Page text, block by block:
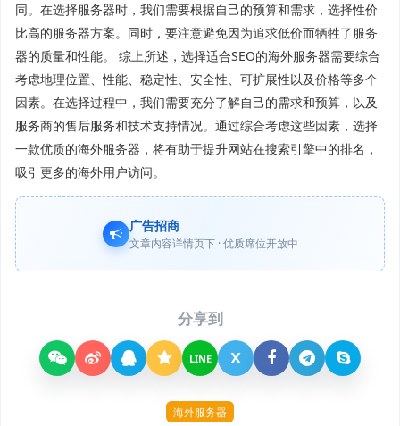
同。在选择服务器时，我们需要根据自己的预算和需求，选择性价
比高的服务器方案。同时，要注意避免因为追求低价而牺牲了服务
器的质量和性能。 综上所述，选择适合SEO的海外服务器需要综合
考虑地理位置、性能、稳定性、安全性、可扩展性以及价格等多个
因素。在选择过程中，我们需要充分了解自己的需求和预算，以及
服务商的售后服务和技术支持情况。通过综合考虑这些因素，选择
一款优质的海外服务器，将有助于提升网站在搜索引擎中的排名，
吸引更多的海外用户访问。
广告招商
文章内容详情页下 · 优质席位开放中
分享到
LINE X
海外服务器